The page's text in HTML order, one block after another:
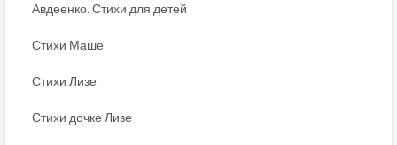
Авдеенко. Стихи для детей
Стихи Маше
Стихи Лизе
Стихи дочке Лизе